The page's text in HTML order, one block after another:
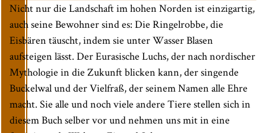
Nicht nur die Landschaft im hohen Norden ist einzigartig,
auch seine Bewohner sind es: Die Ringelrobbe, die
Eisbären täuscht, indem sie unter Wasser Blasen
aufsteigen lässt. Der Eurasische Luchs, der nach nordischer
Mythologie in die Zukunft blicken kann, der singende
Buckelwal und der Vielfraß, der seinem Namen alle Ehre
macht. Sie alle und noch viele andere Tiere stellen sich in
diesem Buch selber vor und nehmen uns mit in eine